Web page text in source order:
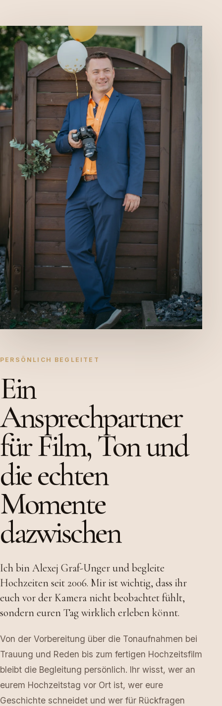
PERSÖNLICH BEGLEITET
Ein
Ansprechpartner
für Film, Ton und
die echten
Momente
dazwischen
Ich bin Alexej Graf-Unger und begleite
Hochzeiten seit 2006. Mir ist wichtig, dass ihr
euch vor der Kamera nicht beobachtet fühlt,
sondern euren Tag wirklich erleben könnt.
Von der Vorbereitung über die Tonaufnahmen bei
Trauung und Reden bis zum fertigen Hochzeitsfilm
bleibt die Begleitung persönlich. Ihr wisst, wer an
eurem Hochzeitstag vor Ort ist, wer eure
Geschichte schneidet und wer für Rückfragen